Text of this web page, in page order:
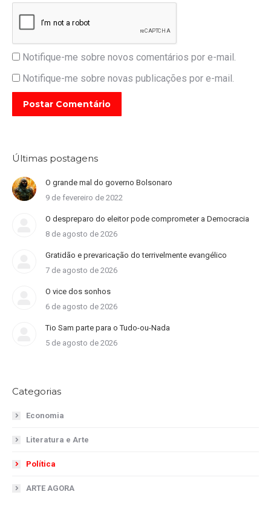
Notifique-me sobre novos comentários por e-mail.
Notifique-me sobre novas publicações por e-mail.
Postar Comentário
Últimas postagens
O grande mal do governo Bolsonaro
9 de fevereiro de 2022
O despreparo do eleitor pode comprometer a Democracia
8 de agosto de 2026
Gratidão e prevaricação do terrivelmente evangélico
7 de agosto de 2026
O vice dos sonhos
6 de agosto de 2026
Tio Sam parte para o Tudo-ou-Nada
5 de agosto de 2026
Categorias
Economia
Literatura e Arte
Política
ARTE AGORA